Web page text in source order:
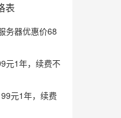
表
务器优惠价68
元1年，续费不
元1年，续费